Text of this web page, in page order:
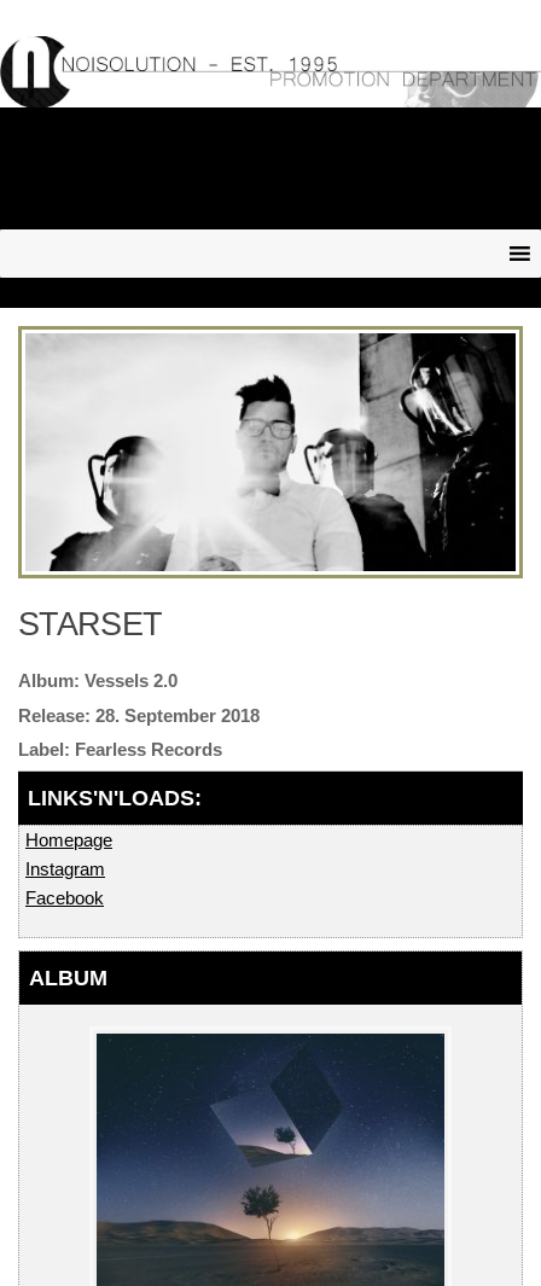
STARSET
Vessels 2.0
28. September 2018
Fearless Records
Homepage
Instagram
Facebook
ALBUM